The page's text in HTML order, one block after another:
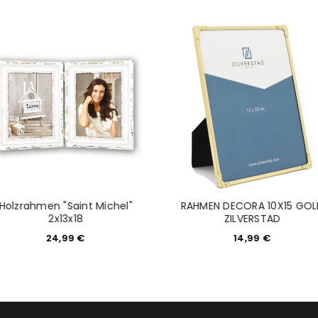
durch
Please select all the ways
Ich stimme zu
Ja, ich möchte ein
Datenschutzerklärung
REGISTRIEREN
Holzrahmen "Saint Michel"
2x13x18
24,99€
RAHMEN DECORA 10X15
ZILVERSTAD
14,99 €